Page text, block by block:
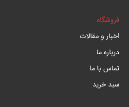
فروشگاه
اخبار و مقالات
درباره ما
تماس با ما
سبد خرید